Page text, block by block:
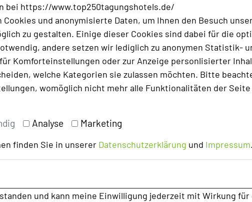
bei https://www.top250tagungshotels.de/
und anonymisierte Daten, um Ihnen den Besuch
zu gestalten. Einige dieser Cookies sind dabei für die
andere setzen wir lediglich zu anonymen Statistik-
Komforteinstellungen oder zur Anzeige personlisierter
welche Kategorien sie zulassen möchten. Bitte
womöglich nicht mehr alle Funktionalitäten der Seite
Analyse Marketing
finden Sie in unserer Datenschutzerklärung und Impressum.
und kann meine Einwilligung jederzeit mit Wirkung
immer größer: Veranstaltungen sollen so individuell
Erlebnis werden. Dabei darf der persönliche Kontakt von
Veranstaltungsbranche ist people’s business. Der mbt
sein“ sagt zum Beispiel Keynote-Speaker Arndt
nicht unbedingt „größer“, „schneller“ oder „weiter“
Wirkung erzielen, weil die aktuelle Chemie und
„Weg von Ver-Anstaltung hin zu Be-Wirkung“ gibt er
können. Ein Trend, der individuelle und besondere
sich durch den Wunsch nach Mitgestaltung aus –
immer stärker mit Interaktion und
Vorstandsvorsitzende des Verbands der
an konkreten Praxisbeispielen auf, warum es an